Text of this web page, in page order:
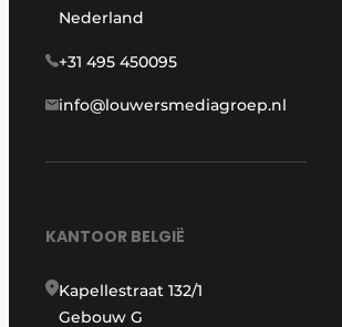
Nederland
+31 495 450095
info@louwersmediagroep.nl
KANTOOR BELGIË
Kapellestraat 132/1
Gebouw G